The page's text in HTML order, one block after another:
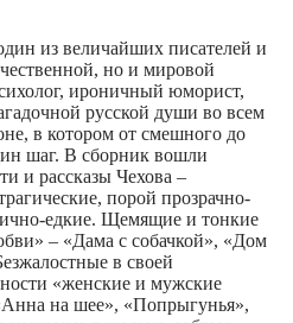
из величайших писателей и
но и мировой
ироничный юморист,
русской души во всем
в котором от смешного до
шаг. В сборник вошли
и рассказы Чехова –
порой прозрачно-
едкие. Щемящие и тонкие
– «Дама с собачкой», «Дом
в своей
«женские и мужские
на шее», «Попрыгунья»,